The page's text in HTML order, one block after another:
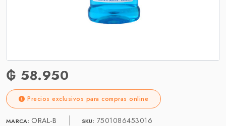
₲ 58.950
Precios exclusivos para compras online
MARCA: ORAL-B SKU: 7501086453016